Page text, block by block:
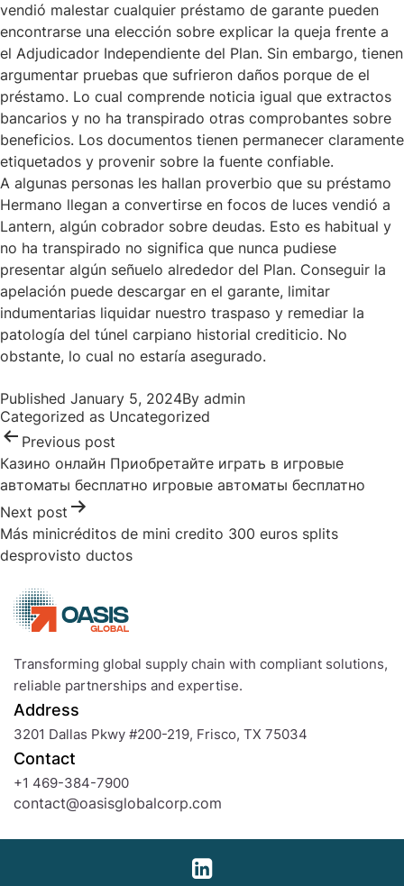
vendió malestar cualquier préstamo de garante pueden
encontrarse una elección sobre explicar la queja frente a
el Adjudicador Independiente del Plan. Sin embargo, tienen
argumentar pruebas que sufrieron daños porque de el
préstamo. Lo cual comprende noticia igual que extractos
bancarios y no ha transpirado otras comprobantes sobre
beneficios. Los documentos tienen permanecer claramente
etiquetados y provenir sobre la fuente confiable.
A algunas personas les hallan proverbio que su préstamo
Hermano llegan a convertirse en focos de luces vendió a
Lantern, algún cobrador sobre deudas. Esto es habitual y
no ha transpirado no significa que nunca pudiese
presentar algún señuelo alrededor del Plan. Conseguir la
apelación puede descargar en el garante, limitar
indumentarias liquidar nuestro traspaso y remediar la
patologí­a del túnel carpiano historial crediticio. No
obstante, lo cual no estaría asegurado.
Published January 5, 2024By admin
Categorized as Uncategorized
navigation
Previous post
Казино онлайн Приобретайте играть в игровые
автоматы бесплатно игровые автоматы бесплатно
Next post
Más minicréditos de mini credito 300 euros splits
desprovisto ductos
Transforming global supply chain with compliant solutions,
reliable partnerships and expertise.
Address
3201 Dallas Pkwy #200-219, Frisco, TX 75034
Contact
+1 469-384-7900
contact@oasisglobalcorp.com